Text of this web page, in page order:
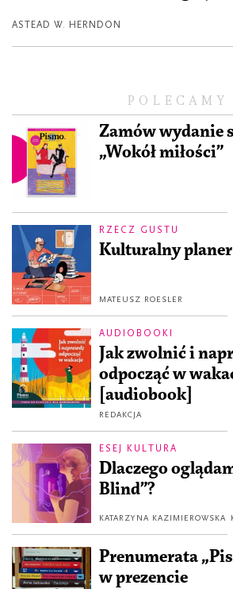
POLECAMY
Zamów wydanie
„Wokół miłości”
RZECZ GUSTU
Kulturalny
MATEUSZ ROESLER
AUDIOBOOKI
Jak zwolnić i
odpocząć w
[audiobook]
REDAKCJA
ESEJ KULTURA
Dlaczego
Blind”?
KATARZYNA KAZIMIEROWSKA
Prenumerata
w prezencie
ASTEAD W. HERNDON